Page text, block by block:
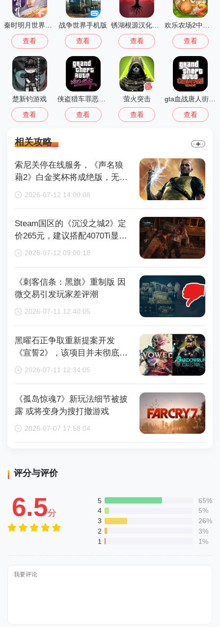
秦时明月世界测试服
查看
战争世界手机版
查看
锈湖根源汉化版 3.1.5
查看
欢乐农场2中文版
查看
楚新钓游戏
查看 查看
萤火突击
查看 查看
相关攻略
索尼关停在线服务，《声名狼
藉2》白金奖杯将成绝版，无法
再获取
2026-07-12 14:00:08
Steam国区的《沉没之城2》定
价265元，建议搭配4070Ti显卡
以获得较好体验
2026-07-12 09:00:18
《刺客信条：黑旗》重制版 因
微交易引发玩家差评潮
2026-07-11 12:40:05
黑曜石正争取重新提案开发
《宣誓2》，该项目并未彻底取
消
2026-07-11 12:34:05
《孤岛惊魂7》新玩法细节被披
露 或将变身为搜打撤游戏
2026-07-07 17:58:04
评分与评价
6.5分
5
65%
4
5%
3
26%
2
3%
1
1%